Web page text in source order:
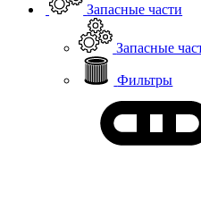
Запасные части
Запасные
Фильтры